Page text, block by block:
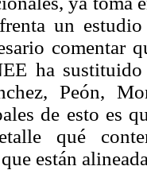
un
comentar
ha sustituido
Peón,
de esto es
qué
están